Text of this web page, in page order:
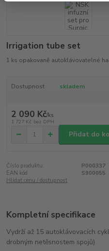
Irrigation tube set
1 ks opakovaně autoklávovatelné
Dostupnost skladem
2 090 Kč/ks
1 727 Kč bez DPH
Přidat do
Číslo produktu:
P000337
EAN kód:
S900055
Hlídat cenu / dostupnost
Kompletní specifikace
Vydrží až 15 autoklávovacích
drobným netěsnostem spojů)